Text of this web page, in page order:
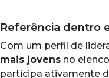
Referência dentro
Com um perfil de
mais jovens no
participa ativamente